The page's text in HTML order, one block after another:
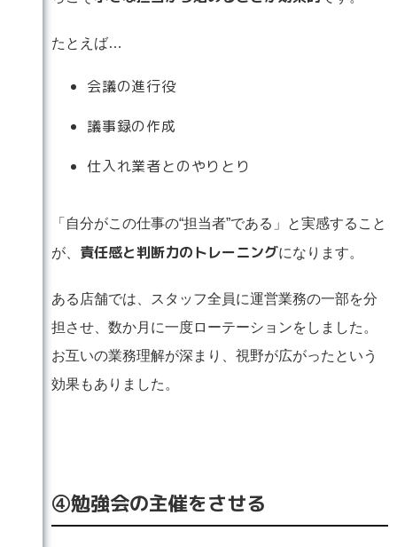
たとえば…
会議の進行役
議事録の作成
仕入れ業者とのやりとり
「自分がこの仕事の“担当者”である」と実感すること
が、 責任感と判断力のトレーニングになります。
ある店舗では、スタッフ全員に運営業務の一部を分
担させ、数か月に一度ローテーションをしました。
お互いの業務理解が深まり、視野が広がったという
効果もありました。
④勉強会の主催をさせる